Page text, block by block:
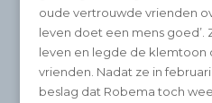
oude vertrouwde vrienden
leven doet een mens
leven en legde de
vrienden. Nadat ze in februari
beslag dat Robema toch